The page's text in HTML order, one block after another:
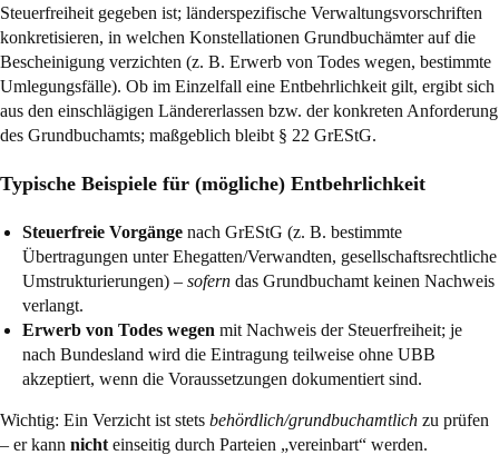
Steuerfreiheit gegeben ist; länderspezifische Verwaltungsvorschriften
konkretisieren, in welchen Konstellationen Grundbuchämter auf die
Bescheinigung verzichten (z. B. Erwerb von Todes wegen, bestimmte
Umlegungsfälle). Ob im Einzelfall eine Entbehrlichkeit gilt, ergibt sich
aus den einschlägigen Ländererlassen bzw. der konkreten Anforderung
des Grundbuchamts; maßgeblich bleibt § 22 GrEStG.
Typische Beispiele für (mögliche) Entbehrlichkeit
Steuerfreie Vorgänge nach GrEStG (z. B. bestimmte
Übertragungen unter Ehegatten/Verwandten, gesellschaftsrechtliche
Umstrukturierungen) – sofern das Grundbuchamt keinen Nachweis
verlangt.
Erwerb von Todes wegen mit Nachweis der Steuerfreiheit; je
nach Bundesland wird die Eintragung teilweise ohne UBB
akzeptiert, wenn die Voraussetzungen dokumentiert sind.
Wichtig: Ein Verzicht ist stets behördlich/grundbuchamtlich zu prüfen
– er kann nicht einseitig durch Parteien „vereinbart“ werden.